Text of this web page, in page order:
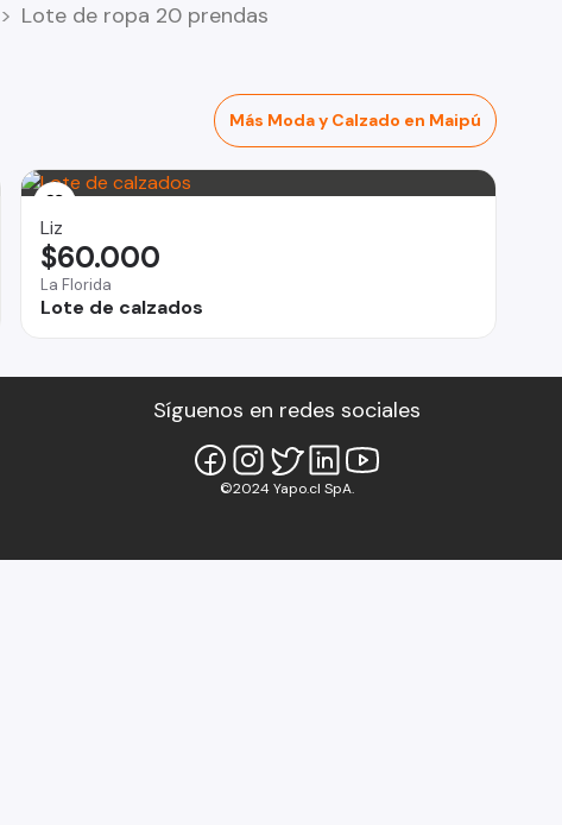
Lote de ropa 20 prendas
Más Moda y Calzado en Maipú
Liz
La Florida
Lote de calzados
$60.000
Síguenos en redes sociales
©2024 Yapo.cl SpA.